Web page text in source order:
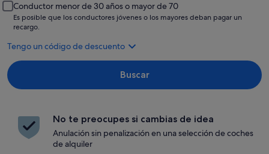
Conductor menor de 30 años o mayor de 70
Es posible que los conductores jóvenes o los mayores deban pagar un
recargo.
Tengo un código de descuento
Buscar
No te preocupes si cambias de idea
Anulación sin penalización en una selección de coches
de alquiler